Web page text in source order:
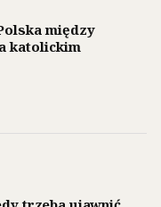
między
katolickim